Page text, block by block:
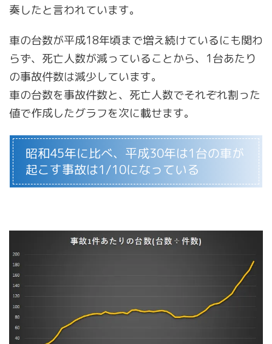
奏したと言われています。
車の台数が平成18年頃まで増え続けているにも関わ
らず、死亡人数が減っていることから、1台あたり
の事故件数は減少しています。
車の台数を事故件数と、死亡人数でそれぞれ割った
値で作成したグラフを次に載せます。
昭和45年に比べ、平成30年は1台の車が
起こす事故は1/10になっている